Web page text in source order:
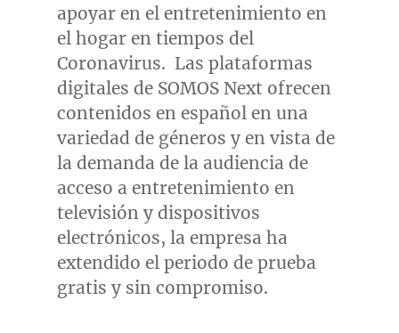
apoyar en el entretenimiento en
el hogar en tiempos del
Coronavirus. Las plataformas
digitales de SOMOS Next ofrecen
contenidos en español en una
variedad de géneros y en vista de
la demanda de la audiencia de
acceso a entretenimiento en
televisión y dispositivos
electrónicos, la empresa ha
extendido el periodo de prueba
gratis y sin compromiso.